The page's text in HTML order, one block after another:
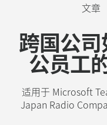
微
软
TEAMS
文章
跨国公
公员工
适用于 Microsoft
Japan Radio